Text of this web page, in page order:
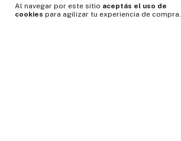
Al navegar por este sitio aceptás el uso de
cookies para agilizar tu experiencia de compra.